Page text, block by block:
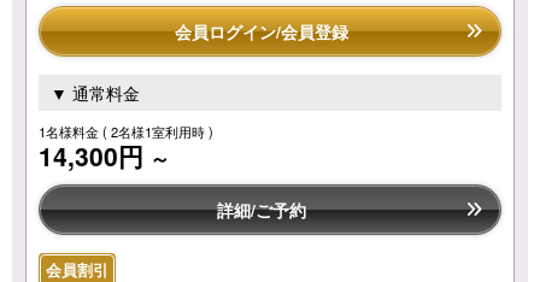
会員ログイン/会員登録
▼ 通常料金
1名様料金( 2名様1室利用時 )
14,300円 ～
詳細/ご予約
会員割引